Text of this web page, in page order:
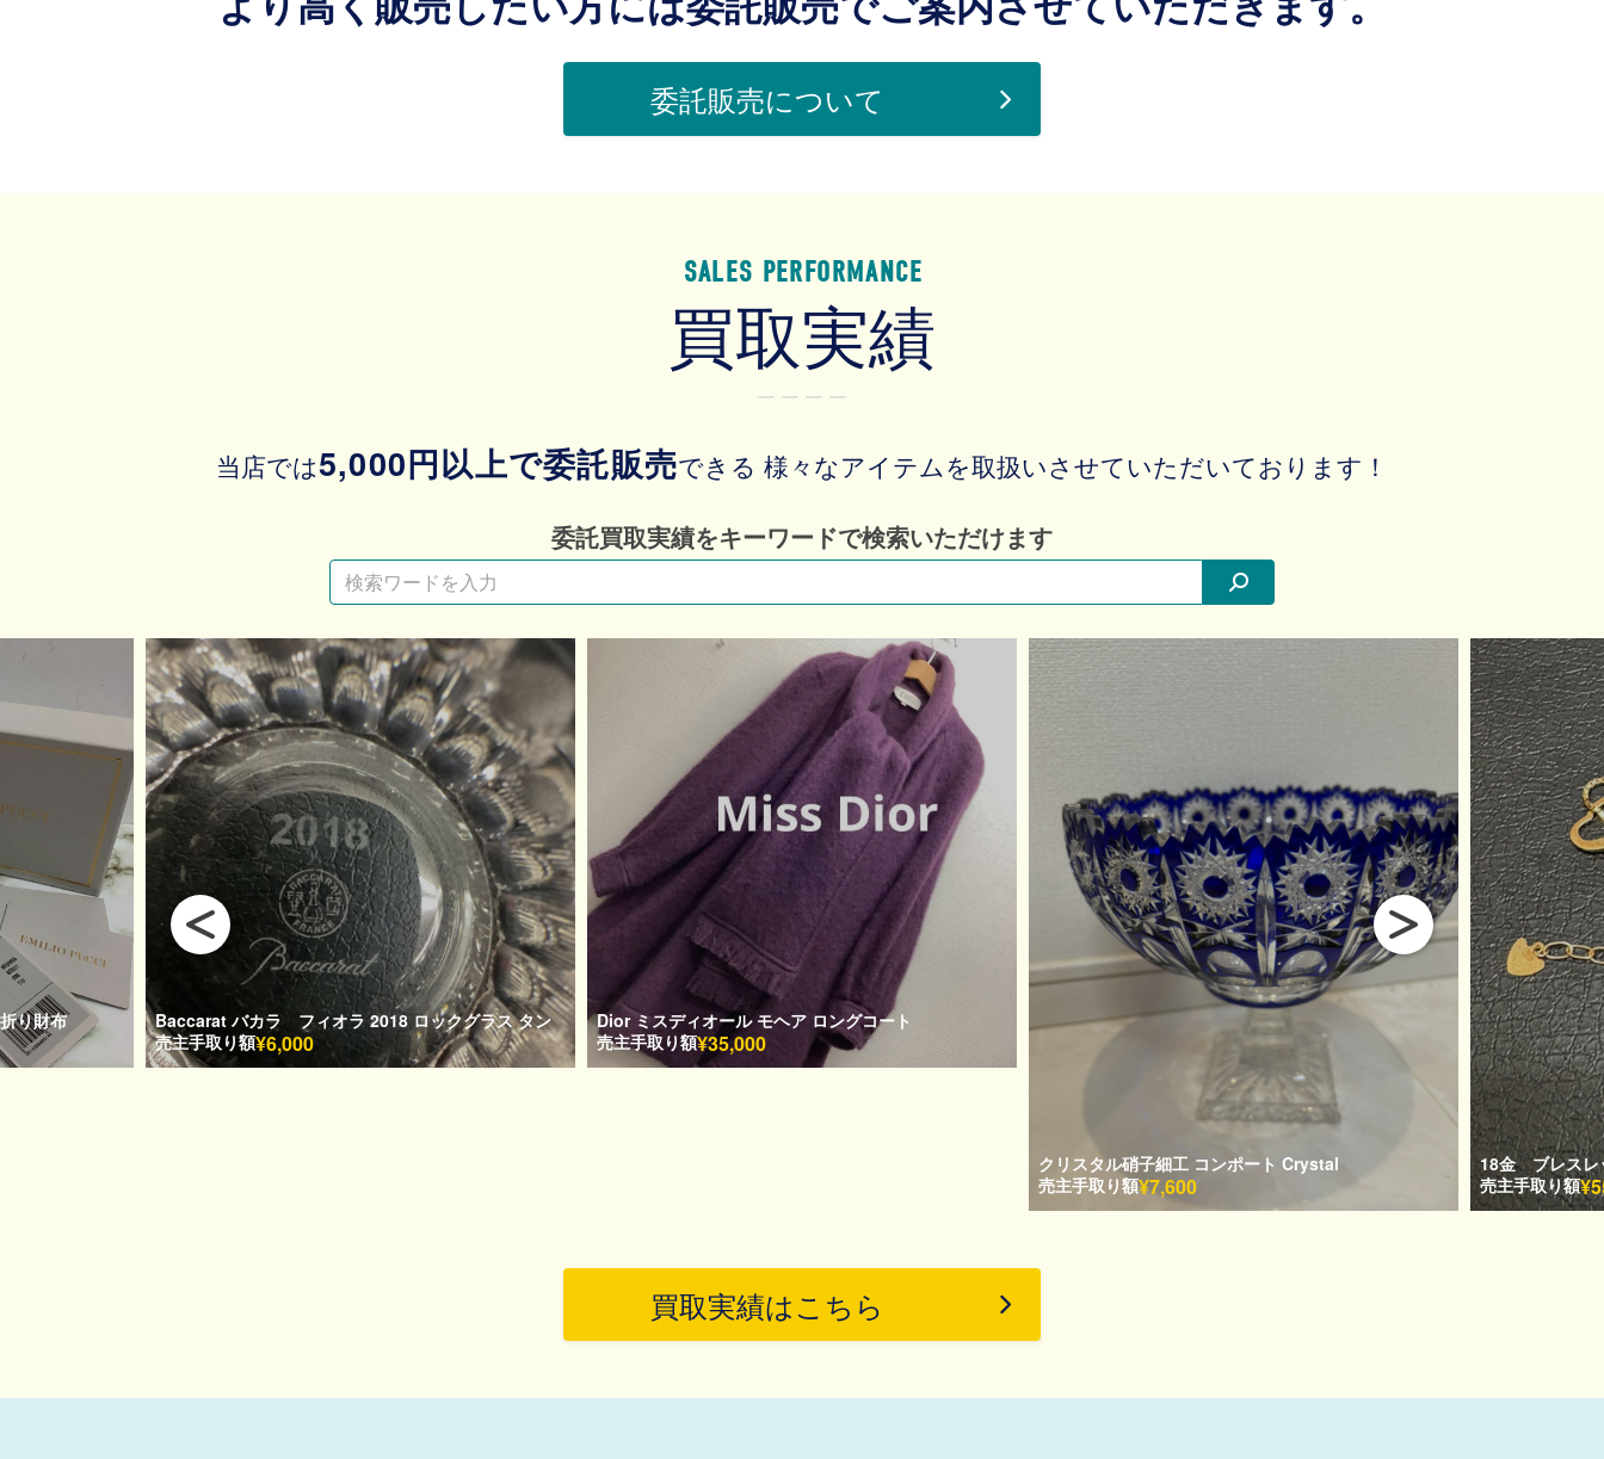
委託販売について
SALES PERFORMANCE
買取実績
ー ー ー ー
当店では5,000円以上で委託販売できる 様々なアイテムを取扱いさせていただいております！
委託買取実績をキーワードで検索いただけます
り財布
Baccarat バカラ フィオラ 2018 ロックグラス タン
売主手取り額¥6,000
Dior ミスディオール モヘア ロングコート
売主手取り額¥35,000
クリスタル硝子細工 コンポート Crystal
売主手取り額¥7,600
18金 ブレスレ
売主手取り額
買取実績はこちら